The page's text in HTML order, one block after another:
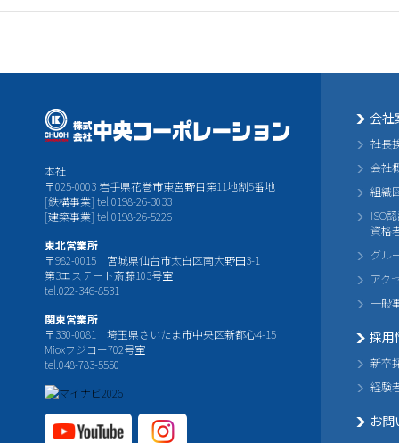
本社
〒025-0003 岩手県花巻市東宮野目第11地割5番地
[鉄構事業] tel.0198-26-3033
[建築事業] tel.0198-26-5226
東北営業所
〒982-0015 宮城県仙台市太白区南大野田3-1
第3エステート斎藤103号室
tel.022-346-8531
関東営業所
〒330-0081 埼玉県さいたま市中央区新都心4-15
Mioxフジコー702号室
tel.048-783-5550
会社
社長
会社
組織
ISO
資格
グル
アク
一般
採用
新卒
経験
お